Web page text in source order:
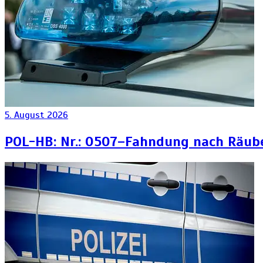
5. August 2026
POL-HB: Nr.: 0507–Fahndung nach